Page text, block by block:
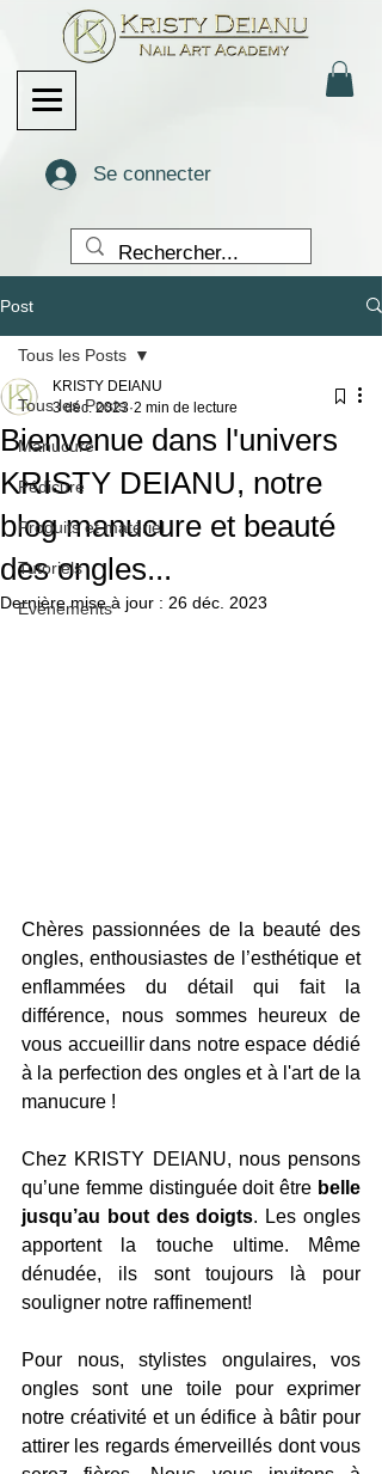
Se connecter
Post
Tous les Posts
Manucure
Pédicure
Produits et matériel
Tutoriels
Evènements
Tous les Posts
Bienvenue dans l'univers
KRISTY DEIANU, notre
blog manucure et beauté
des ongles...
KRISTY DEIANU
3 déc. 2023 2 min de lecture
Dernière mise à jour : 26 déc. 2023
Chères passionnées de la beauté des
ongles, enthousiastes de l’esthétique et
enflammées du détail qui fait la
différence, nous sommes heureux de
vous accueillir dans notre espace dédié
à la perfection des ongles et à l'art de la
manucure !
Chez KRISTY DEIANU, nous pensons
qu’une femme distinguée doit être belle
jusqu’au bout des doigts. Les ongles
apportent la touche ultime. Même
dénudée, ils sont toujours là pour
souligner notre raffinement!
Pour nous, stylistes ongulaires, vos
ongles sont une toile pour exprimer
notre créativité et un édifice à bâtir pour
attirer les regards émerveillés dont vous